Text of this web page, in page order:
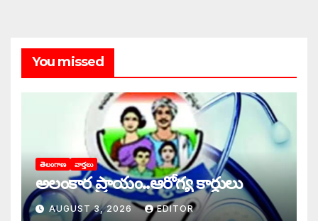
You missed
తెలంగాణ వార్తలు
అలంకార ప్రాయం..ఆరోగ్య కార్డులు
AUGUST 3, 2026 EDITOR